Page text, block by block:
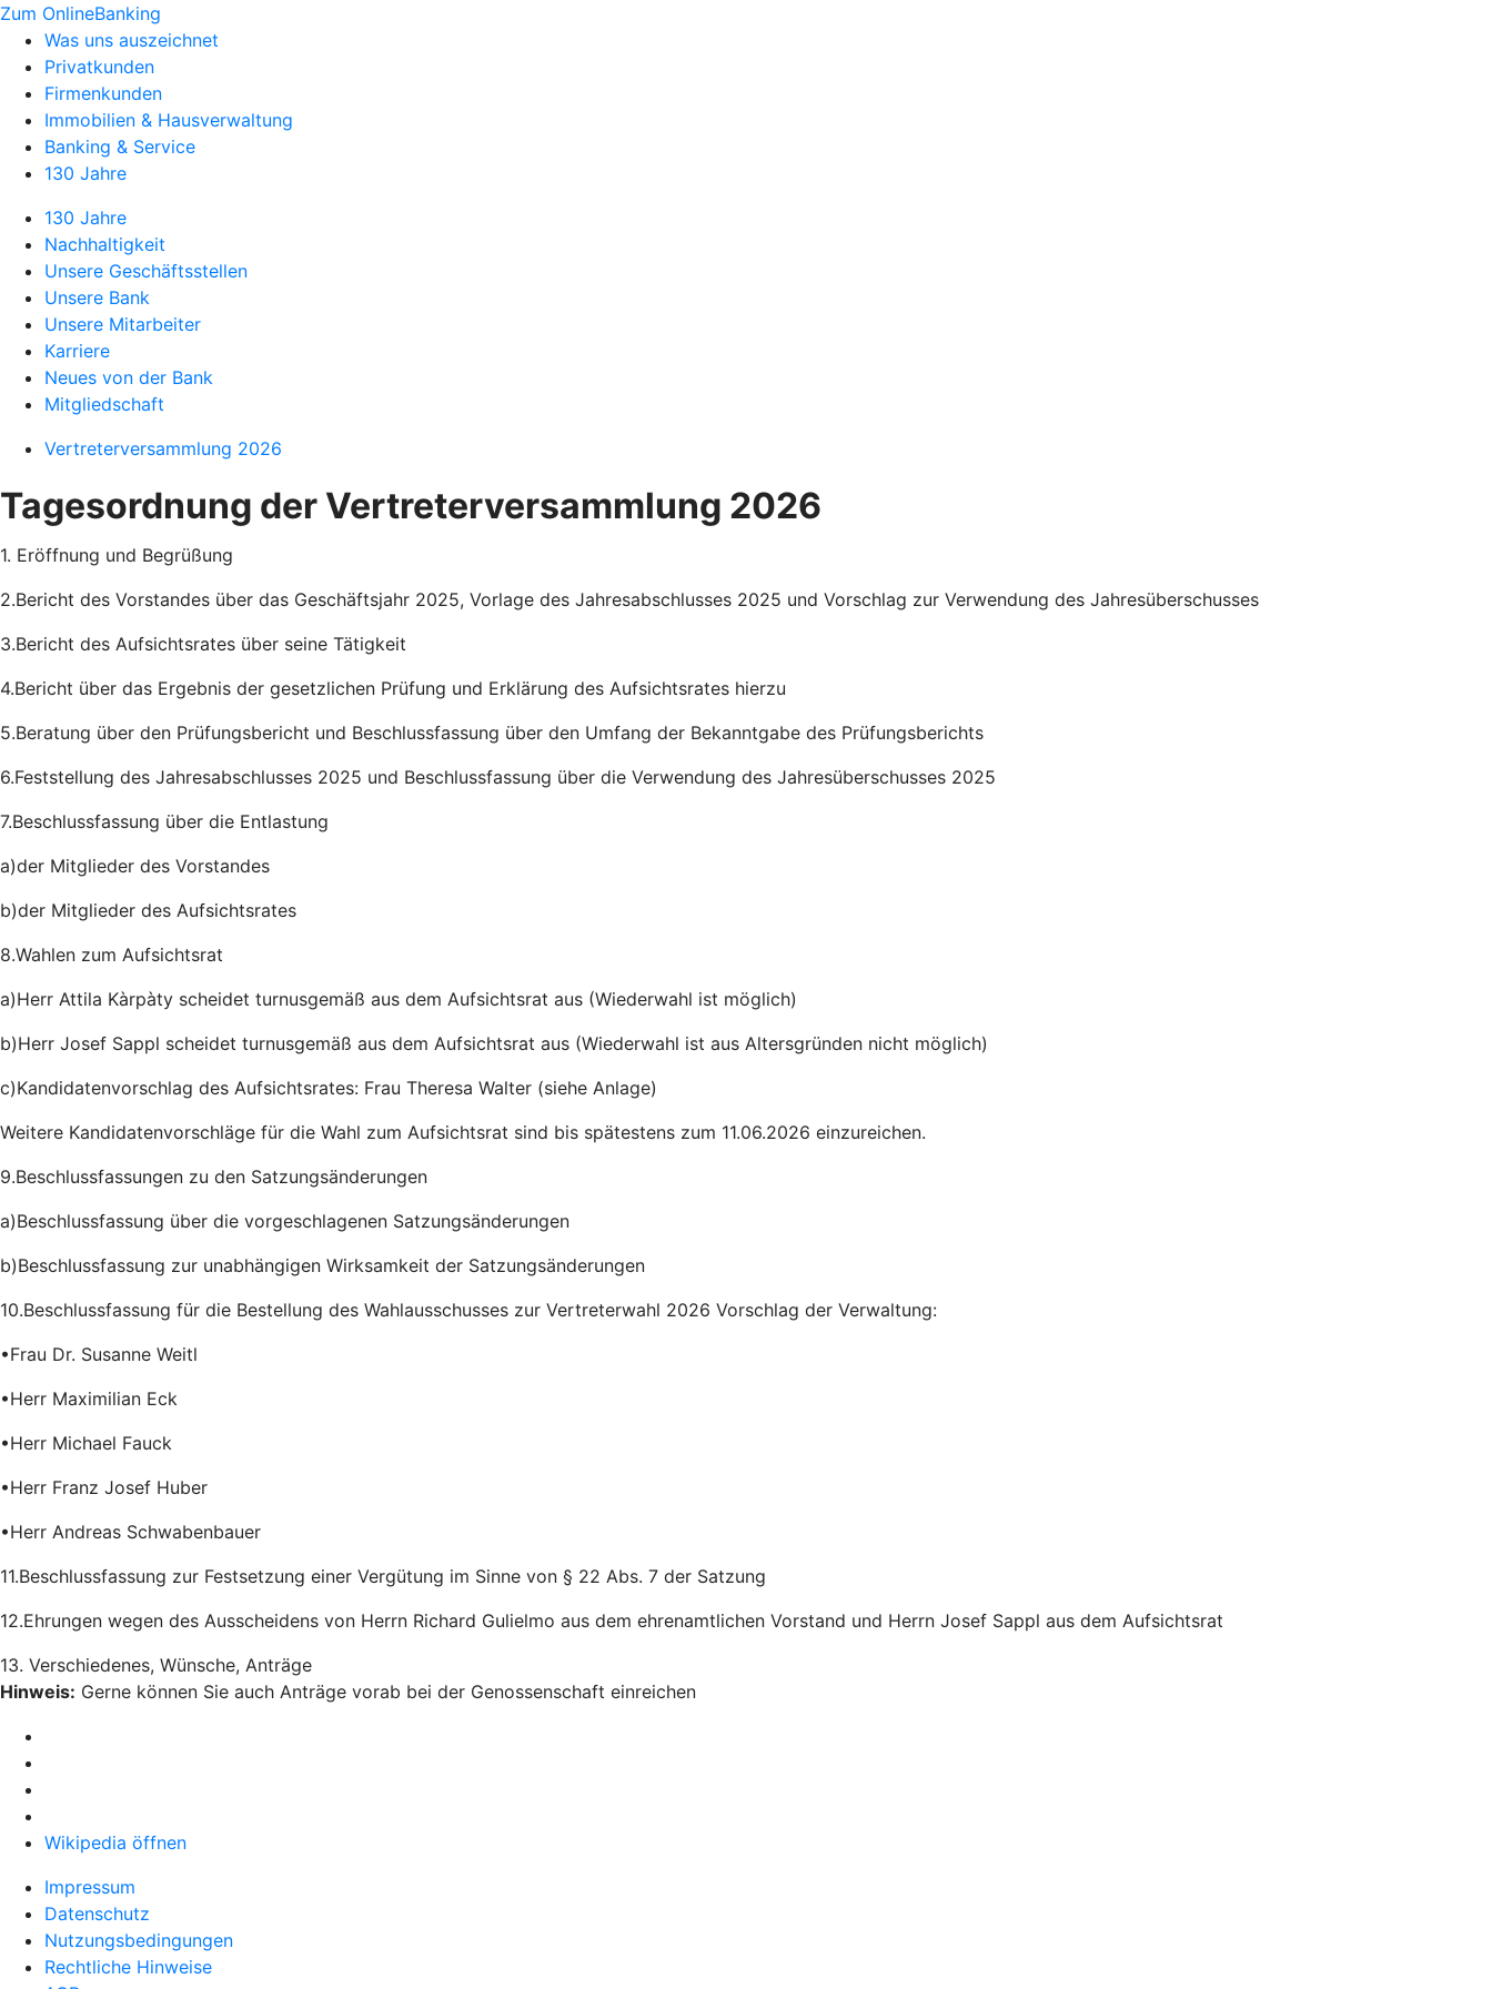
Zum OnlineBanking
Was uns auszeichnet
Privatkunden
Firmenkunden
Immobilien & Hausverwaltung
Banking & Service
130 Jahre
130 Jahre
Nachhaltigkeit
Unsere Geschäftsstellen
Unsere Bank
Unsere Mitarbeiter
Karriere
Neues von der Bank
Mitgliedschaft
Vertreterversammlung 2026
Tagesordnung der Vertreterversammlung 2026
1. Eröffnung und Begrüßung
2.Bericht des Vorstandes über das Geschäftsjahr 2025, Vorlage des Jahresabschlusses 2025 und Vorschlag zur Verwendung des Jahresüberschusses
3.Bericht des Aufsichtsrates über seine Tätigkeit
4.Bericht über das Ergebnis der gesetzlichen Prüfung und Erklärung des Aufsichtsrates hierzu
5.Beratung über den Prüfungsbericht und Beschlussfassung über den Umfang der Bekanntgabe des Prüfungsberichts
6.Feststellung des Jahresabschlusses 2025 und Beschlussfassung über die Verwendung des Jahresüberschusses 2025
7.Beschlussfassung über die Entlastung
a)der Mitglieder des Vorstandes
b)der Mitglieder des Aufsichtsrates
8.Wahlen zum Aufsichtsrat
a)Herr Attila Kàrpàty scheidet turnusgemäß aus dem Aufsichtsrat aus (Wiederwahl ist möglich)
b)Herr Josef Sappl scheidet turnusgemäß aus dem Aufsichtsrat aus (Wiederwahl ist aus Altersgründen nicht möglich)
c)Kandidatenvorschlag des Aufsichtsrates: Frau Theresa Walter (siehe Anlage)
Weitere Kandidatenvorschläge für die Wahl zum Aufsichtsrat sind bis spätestens zum 11.06.2026 einzureichen.
9.Beschlussfassungen zu den Satzungsänderungen
a)Beschlussfassung über die vorgeschlagenen Satzungsänderungen
b)Beschlussfassung zur unabhängigen Wirksamkeit der Satzungsänderungen
10.Beschlussfassung für die Bestellung des Wahlausschusses zur Vertreterwahl 2026 Vorschlag der Verwaltung:
•Frau Dr. Susanne Weitl
•Herr Maximilian Eck
•Herr Michael Fauck
•Herr Franz Josef Huber
•Herr Andreas Schwabenbauer
11.Beschlussfassung zur Festsetzung einer Vergütung im Sinne von § 22 Abs. 7 der Satzung
12.Ehrungen wegen des Ausscheidens von Herrn Richard Gulielmo aus dem ehrenamtlichen Vorstand und Herrn Josef Sappl aus dem Aufsichtsrat
13. Verschiedenes, Wünsche, Anträge
Hinweis: Gerne können Sie auch Anträge vorab bei der Genossenschaft einreichen
Wikipedia öffnen
Impressum
Datenschutz
Nutzungsbedingungen
Rechtliche Hinweise